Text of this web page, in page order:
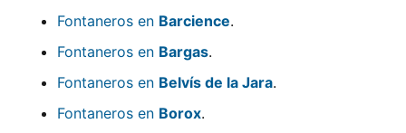
Fontaneros en Barcience.
Fontaneros en Bargas.
Fontaneros en Belvís de la Jara.
Fontaneros en Borox.